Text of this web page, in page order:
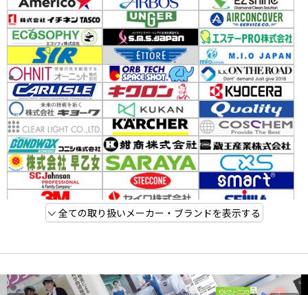
全ての取り扱いメーカー・ブランドを表示する